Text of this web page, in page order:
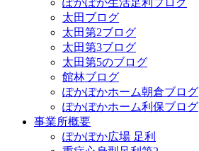
ぽかぽか生活足利ブログ
太田ブログ
太田第2ブログ
太田第3ブログ
太田第5のブログ
館林ブログ
ぽかぽかホーム朝倉ブログ
ぽかぽかホーム利保ブログ
事業所概要
ぽかぽか広場 足利